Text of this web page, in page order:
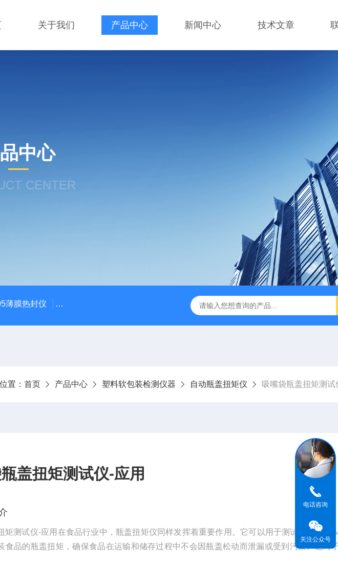
关于我们 产品中心 新闻中心 技术文章
中心
CENTER
薄膜热封仪 安瓿瓶折断力测试仪YBB00332002 金属箔片摆锤冲击测定仪
置： 首页 产品中心 塑料软包装检测仪器 自动瓶盖扭矩仪 吸嘴袋瓶盖扭矩测试
盖扭矩测试仪-应用
矩测试仪-应用在食品行业中，瓶盖扭矩仪同样发挥着重要作用。它可以用于测试酱料、罐
食品的瓶盖扭矩，确保食品在运输和储存过程中不会因瓶盖松动而泄漏或受到污染。这对
电话咨询
关注公众号